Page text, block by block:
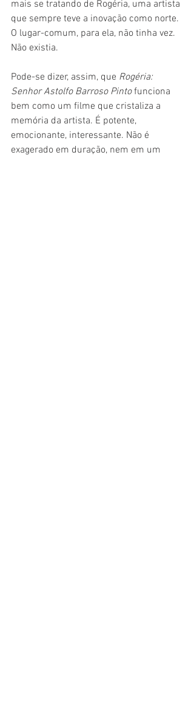
mais se tratando de Rogéria, uma artista
que sempre teve a inovação como norte.
O lugar-comum, para ela, não tinha vez.
Não existia.
Pode-se dizer, assim, que Rogéria:
Senhor Astolfo Barroso Pinto funciona
bem como um filme que cristaliza a
memória da artista. É potente,
emocionante, interessante. Não é
exagerado em duração, nem em um